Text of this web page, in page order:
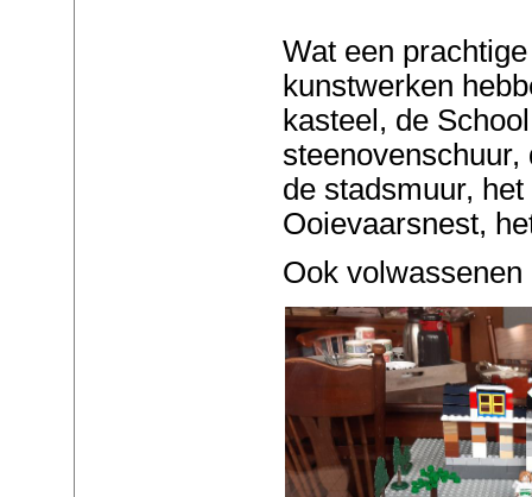
Wat een
kunstwerken
kasteel, de
steenovenschuur,
de stadsmuur,
Ooievaarsnest,
Ook